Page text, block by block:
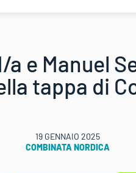
a e Manuel
tappa di
19 GENNAIO 2025
COMBINATA NORDICA